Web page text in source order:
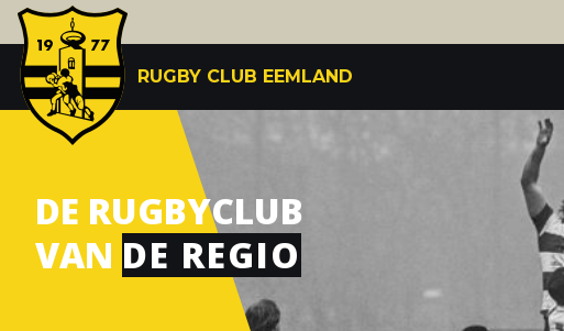
RUGBY CLUB EEMLAND
DE RUGBYCLUB
VAN DE REGIO